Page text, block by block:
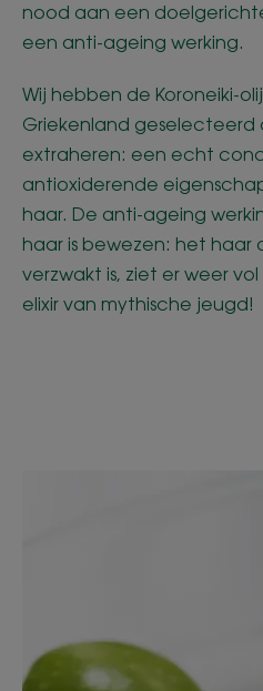
nood aan een
een anti-ageing werking.
Wij hebben de Koroneiki-
Griekenland
extraheren: een echt
antioxiderende
haar. De anti-ageing
haar is bewezen: het haar
verzwakt is, ziet er weer
elixir van mythische jeugd!